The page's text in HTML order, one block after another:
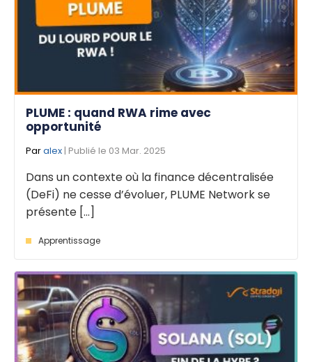
PLUME : quand RWA rime avec
opportunité
Paralex | Publié le 03 Mar. 2025
Dans un contexte où la finance décentralisée
(DeFi) ne cesse d’évoluer, PLUME Network se
présente [...]
Apprentissage